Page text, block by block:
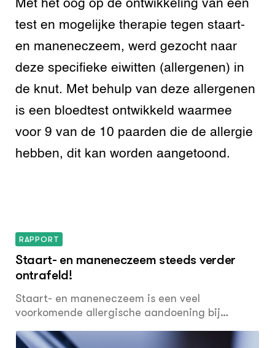
Met het oog op de ontwikkeling van een
test en mogelijke therapie tegen staart-
en maneneczeem, werd gezocht naar
deze specifieke eiwitten (allergenen) in
de knut. Met behulp van deze allergenen
is een bloedtest ontwikkeld waarmee
voor 9 van de 10 paarden die de allergie
hebben, dit kan worden aangetoond.
RAPPORT
Staart- en maneneczeem steeds verder
ontrafeld!
Staart- en maneneczeem is een veel
voorkomende allergische aandoening bij
afgelopen jaren hebben onderzoekers van